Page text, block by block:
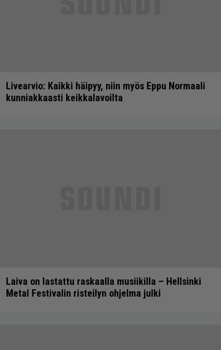
Livearvio: Kaikki häipyy, niin myös Eppu Normaali
kunniakkaasti keikkalavoilta
Laiva on lastattu raskaalla musiikilla – Hellsinki
Metal Festivalin risteilyn ohjelma julki